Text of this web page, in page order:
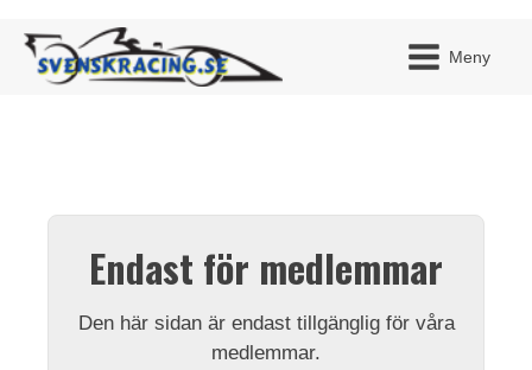
Meny
Endast för medlemmar
Den här sidan är endast tillgänglig för våra
medlemmar.